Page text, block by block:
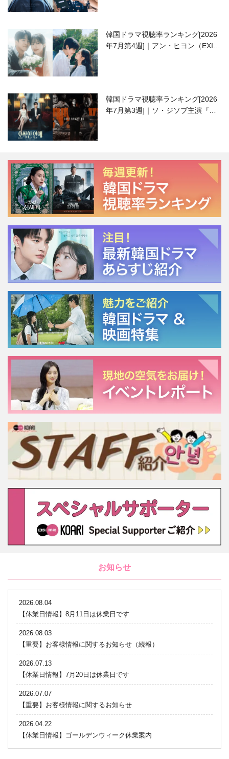
韓国ドラマ視聴率ランキング[2026
年7月第4週]｜アン・ヒヨン（EXID
韓国ドラマ視聴率ランキング[2026
年7月第3週]｜ソ・ジソブ主演『エ
お知らせ
2026.08.04
【休業日情報】8月11日は休業日です
2026.08.03
【重要】お客様情報に関するお知らせ（続報）
2026.07.13
【休業日情報】7月20日は休業日です
2026.07.07
【重要】お客様情報に関するお知らせ
2026.04.22
【休業日情報】ゴールデンウィーク休業案内